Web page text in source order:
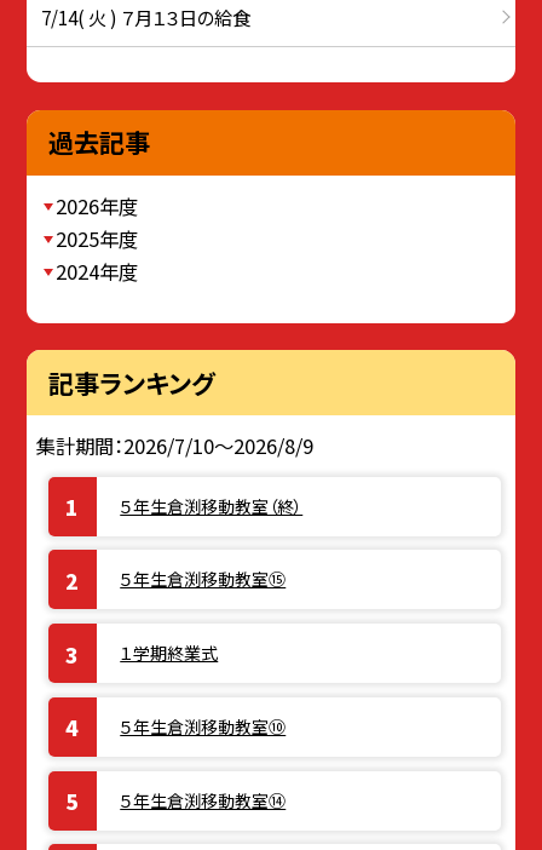
7/14( 火 ) ７月１３日の給食
過去記事
2026年度
2025年度
2024年度
記事ランキング
集計期間：2026/7/10～2026/8/9
５年生倉渕移動教室（終）
５年生倉渕移動教室⑮
１学期終業式
５年生倉渕移動教室⑩
５年生倉渕移動教室⑭